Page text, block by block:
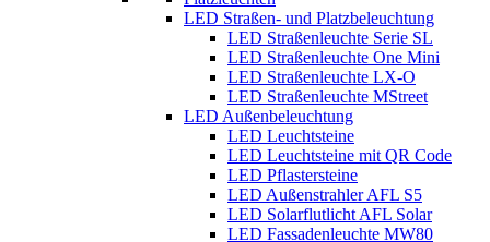
LED Straßen- und Platzbeleuchtung
LED Straßenleuchte Serie SL
LED Straßenleuchte One Mini
LED Straßenleuchte LX-O
LED Straßenleuchte MStreet
LED Außenbeleuchtung
LED Leuchtsteine
LED Leuchtsteine mit QR Code
LED Pflastersteine
LED Außenstrahler AFL S5
LED Solarflutlicht AFL Solar
LED Fassadenleuchte MW80